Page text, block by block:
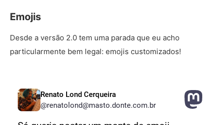
Emojis
Desde a versão 2.0 tem uma parada que eu acho
particularmente bem legal: emojis customizados!